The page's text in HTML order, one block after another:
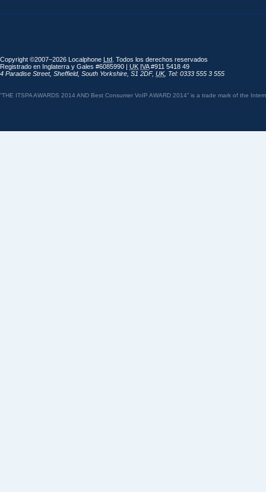
Copyright ©2007–2026 Localphone Ltd . Todos los derechos reservados
Registrado en Inglaterra y Gales #6085990 | UK IVA#911 5418 49
4 Paradise Street, Sheffield, South Yorkshire S1 2DF, UK, Tel: 0333 555 3 555
“THE ITSPA AWARDS 2014 AND Best Consumer VoIP AWARD 2014” is a trade mark of the